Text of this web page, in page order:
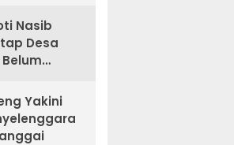
Nasib
Desa
Yakini